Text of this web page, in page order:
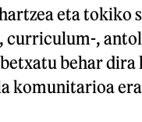
eta tokiko
curriculum-,
behar dira
komunitarioa